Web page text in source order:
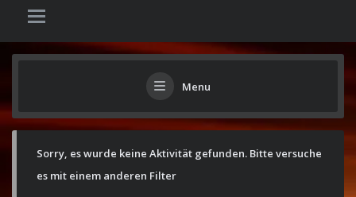
Menu
Sorry, es wurde keine Aktivität gefunden. Bitte versuche
es mit einem anderen Filter